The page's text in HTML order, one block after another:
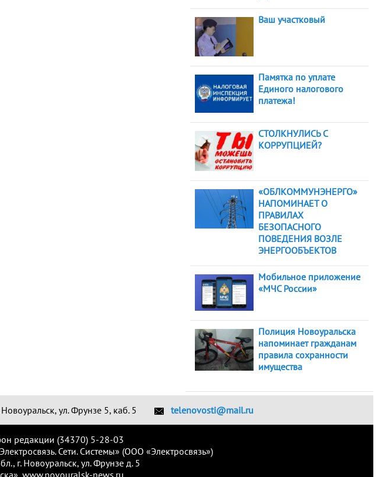
Ваш участковый
Памятка по уплате
Единого налогового
платежа!
СТОЛКНУЛИСЬ С
КОРРУПЦИЕЙ?
«ОБЛКОММУНЭНЕРГО»
НАПОМИНАЕТ О
ПРАВИЛАХ
БЕЗОПАСНОГО
ПОВЕДЕНИЯ ВОЗЛЕ
ЭНЕРГООБЪЕКТОВ
Мобильное приложение
«МЧС России»
Полиция Новоуральска
напоминает гражданам
правила сохранности
имущества
ул. Фрунзе 5, каб. 5 telenovosti@mail.ru
редакции (34370) 5-28-03
Сети. Системы» (ООО «Электросвязь»)
г. Новоуральск, ул. Фрунзе д. 5